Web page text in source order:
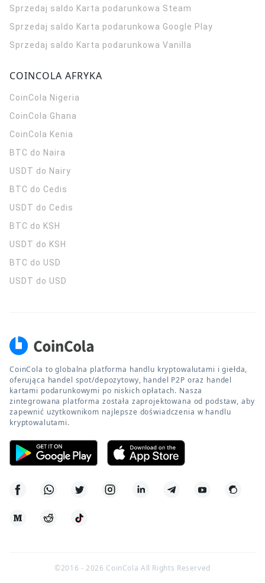
Sprzedaj saldo Karta podarunkowa Steam
Sprzedaj saldo Karta podarunkowa Google Play
Sprzedaj saldo Karta podarunkowa Vanilla
COINCOLA AFRYKA
CoinCola Nigeria
CoinCola Ghana
CoinCola Kenia
BTC do Naira
USDT do Nairy
BTC do Cedis
USDT do Cedis
BTC do KSH
USDT do KSH
BTC do USD
USDT do USD
CoinCola to globalna platforma handlu kryptowalutami i giełda,
oferująca handel spot/depozytowy, handel P2P oraz handel
kartami podarunkowymi po niskich opłatach. Nasza
zintegrowana platforma została zaprojektowana od podstaw, aby
zapewnić użytkownikom najlepsze doświadczenia w handlu
kryptowalutami.
©2016 -2026 CoinCola All Rights Reserved